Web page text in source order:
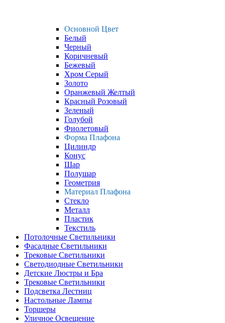
Основной Цвет
Белый
Черный
Коричневый
Бежевый
Хром Серый
Золото
Оранжевый Желтый
Красный Розовый
Зеленый
Голубой
Фиолетовый
Форма Плафона
Цилиндр
Конус
Шар
Полушар
Геометрия
Материал Плафона
Стекло
Металл
Пластик
Текстиль
Потолочные Светильники
Фасадные Светильники
Трековые Светильники
Светодиодные Светильники
Детские Люстры и Бра
Трековые Светильники
Подсветка Лестниц
Настольные Лампы
Торшеры
Уличное Освещение